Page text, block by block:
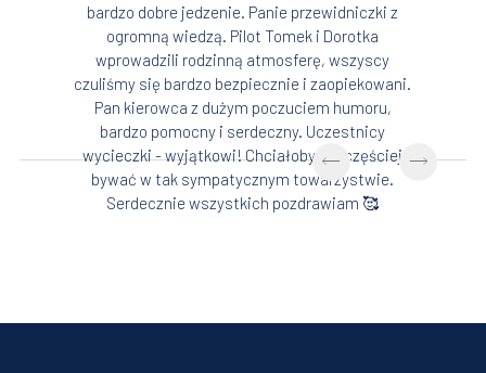
bardzo dobre jedzenie. Panie przewidniczki z
ogromną wiedzą. Pilot Tomek i Dorotka
wprowadzili rodzinną atmosferę, wszyscy
czuliśmy się bardzo bezpiecznie i zaopiekowani.
Pan kierowca z dużym poczuciem humoru,
bardzo pomocny i serdeczny. Uczestnicy
wycieczki - wyjątkowi! Chciałoby się częściej
bywać w tak sympatycznym towarzystwie.
Serdecznie wszystkich pozdrawiam 🥰